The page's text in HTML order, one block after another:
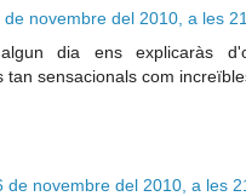
de novembre del 2010, a les
dia ens explicaràs
tan sensacionals com
de novembre del 2010, a les